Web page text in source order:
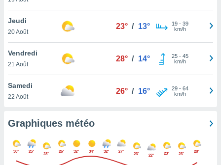
cas,
que
sur le
que
ne
Jeudi
20 Août
23° / 13° 19- 39
km/h
Vendredi
21 Août
28° / 14° 25- 45
km/h
Samedi
22 Août
26° / 16° 29- 64
km/h
Graphiques météo
30° 25°
23°
26° 32° 34° 32° 27°
23° 22° 23° 23°
28°